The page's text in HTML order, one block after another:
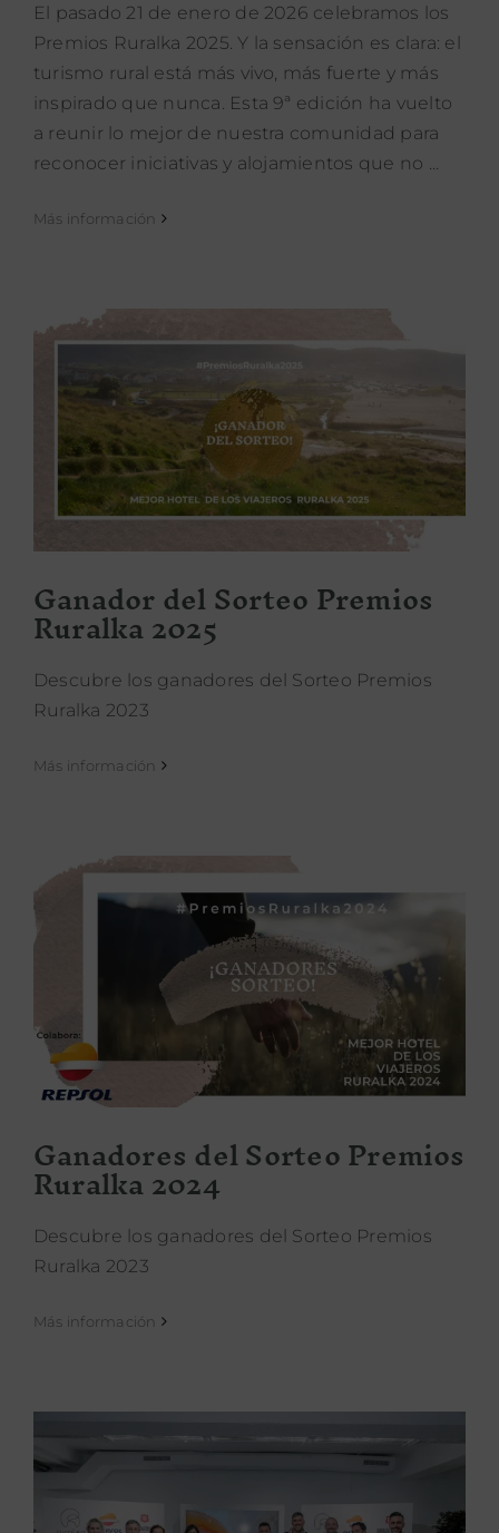
El pasado 21 de enero de 2026 celebramos los
Premios Ruralka 2025. Y la sensación es clara: el
turismo rural está más vivo, más fuerte y más
inspirado que nunca. Esta 9ª edición ha vuelto
a reunir lo mejor de nuestra comunidad para
reconocer iniciativas y alojamientos que no ...
Más información
Ganador del Sorteo Premios
Ruralka 2025
Ganador del Sorteo Premios
Ruralka 2025
Descubre los ganadores del Sorteo Premios
Ruralka 2023
Más información
Ganadores del Sorteo Premios
Ruralka 2024
Ganadores del Sorteo Premios
Ruralka 2024
Descubre los ganadores del Sorteo Premios
Ruralka 2023
Más información